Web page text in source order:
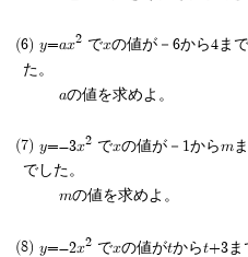
y=ax2 でxの値が－6から4ま
た。
aの値を求めよ。
y=-3x2 でxの値が－1からm
でした。
mの値を求めよ。
y=-2x2 でxの値がtからt+3ま